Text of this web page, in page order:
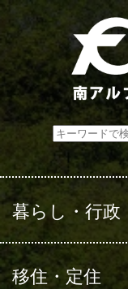
暮らし・行政
移住・定住